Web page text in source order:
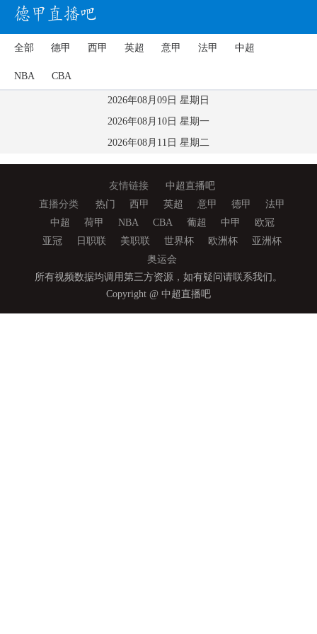
全部 德甲 西甲 英超 意甲 法甲 中超
NBA CBA
2026年08月09日 星期日
2026年08月10日 星期一
2026年08月11日 星期二
友情链接
中超直播吧
直播分类
热门 西甲 英超 意甲 德甲
法甲
中超
荷甲 NBA CBA 葡超 中甲
欧冠
亚冠
日职联 美职联 世界杯 欧洲杯
亚洲杯
奥运会
所有视频数据均调用第三方资源，如有疑问请联系我们。
Copyright @ 中超直播吧